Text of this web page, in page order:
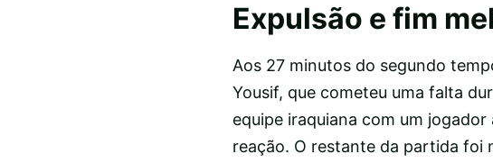
Expulsão e fim
Aos 27 minutos do segundo
Yousif, que cometeu uma falta
equipe iraquiana com um
reação. O restante da partida foi